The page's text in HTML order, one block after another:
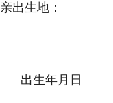
出生地：
生年月日